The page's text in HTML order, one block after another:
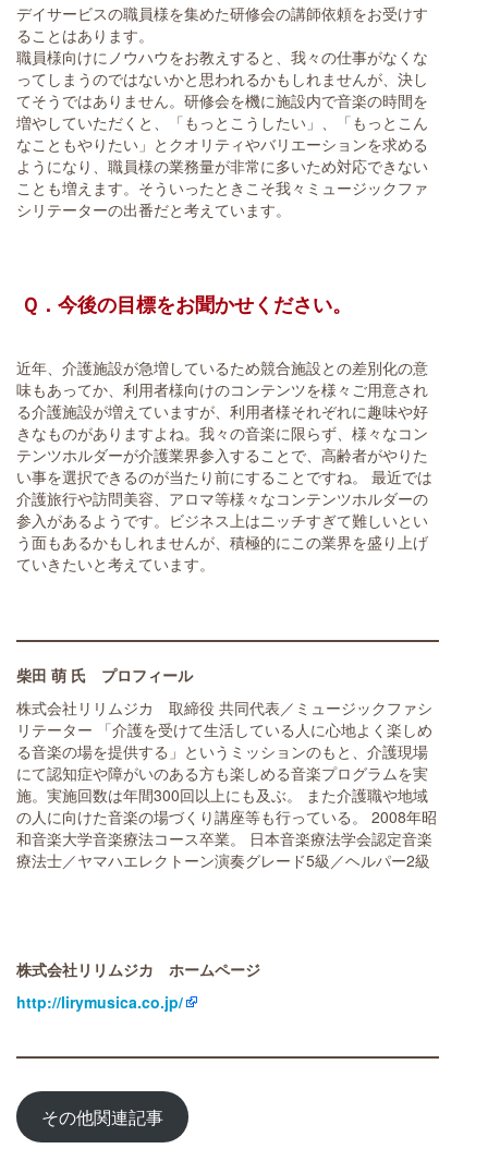
デイサービスの職員様を集めた研修会の講師依頼をお受けす
ることはあります。
職員様向けにノウハウをお教えすると、我々の仕事がなくな
ってしまうのではないかと思われるかもしれませんが、決し
てそうではありません。研修会を機に施設内で音楽の時間を
増やしていただくと、「もっとこうしたい」、「もっとこん
なこともやりたい」とクオリティやバリエーションを求める
ようになり、職員様の業務量が非常に多いため対応できない
ことも増えます。そういったときこそ我々ミュージックファ
シリテーターの出番だと考えています。
Ｑ．今後の目標をお聞かせください。
近年、介護施設が急増しているため競合施設との差別化の意
味もあってか、利用者様向けのコンテンツを様々ご用意され
る介護施設が増えていますが、利用者様それぞれに趣味や好
きなものがありますよね。我々の音楽に限らず、様々なコン
テンツホルダーが介護業界参入することで、高齢者がやりた
い事を選択できるのが当たり前にすることですね。 最近では
介護旅行や訪問美容、アロマ等様々なコンテンツホルダーの
参入があるようです。ビジネス上はニッチすぎて難しいとい
う面もあるかもしれませんが、積極的にこの業界を盛り上げ
ていきたいと考えています。
柴田 萌 氏 プロフィール
株式会社リリムジカ 取締役 共同代表／ミュージックファシ
リテーター 「介護を受けて生活している人に心地よく楽しめ
る音楽の場を提供する」というミッションのもと、介護現場
にて認知症や障がいのある方も楽しめる音楽プログラムを実
施。実施回数は年間300回以上にも及ぶ。 また介護職や地域
の人に向けた音楽の場づくり講座等も行っている。 2008年昭
和音楽大学音楽療法コース卒業。 日本音楽療法学会認定音楽
療法士／ヤマハエレクトーン演奏グレード5級／ヘルパー2級
株式会社リリムジカ ホームページ
http://lirymusica.co.jp/
その他関連記事